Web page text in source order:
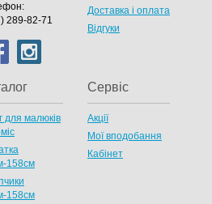
289-82-71
Доставка і оплата
Відгуки
для малюків
158см
158см
Сервіс
Акції
Мої вподобання
Кабінет